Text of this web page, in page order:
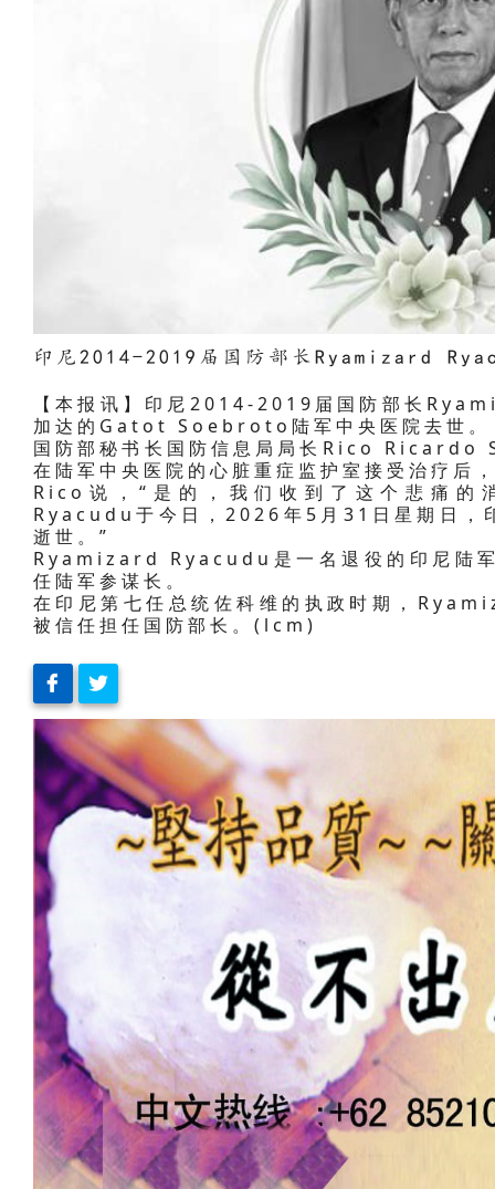
印尼2014-2019届国防部长Ryamizard
【本报讯】印尼2014-2019届国防部长
加达的Gatot Soebroto陆军中央医院去世。
国防部秘书长国防信息局局长Rico
在陆军中央医院的心脏重症监护室接受治疗后
Rico说，“是的，我们收到了这个悲痛
Ryacudu于今日，2026年5月31日星期日，
逝世。”
Ryamizard Ryacudu是一名退役的印尼陆
任陆军参谋长。
在印尼第七任总统佐科维的执政时期，
被信任担任国防部长。(lcm)